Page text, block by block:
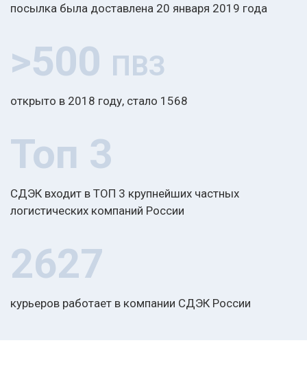
посылка была доставлена 20 января 2019 года
>500 ПВЗ
открыто в 2018 году, стало 1568
Топ 3
СДЭК входит в ТОП 3 крупнейших частных
логистических компаний России
2627
курьеров работает в компании СДЭК России